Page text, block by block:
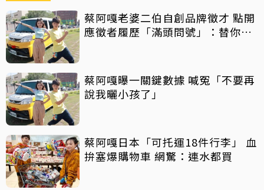
蔡阿嘎老婆二伯自創品牌徵才 點開
應徵者履歷「滿頭問號」：替你可
蔡阿嘎曝一關鍵數據 喊冤「不要再
說我曬小孩了」
蔡阿嘎日本「可托運18件行李」 血
拚塞爆購物車 網驚：連水都買